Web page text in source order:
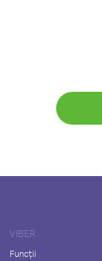
VIBER
Funcții